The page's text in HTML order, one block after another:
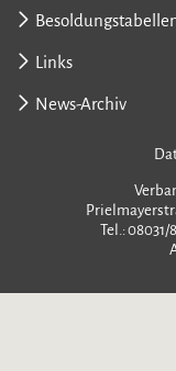
Links
News-Archiv
Tel.: